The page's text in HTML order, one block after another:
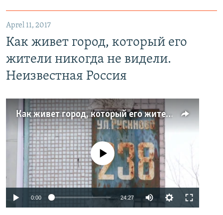
Aprel 11, 2017
Как живет город, который его
жители никогда не видели.
Неизвестная Россия
Как живет город, который его жители никогда не видели. Неизвестная Россия
No media source currently available
0:00 24:27